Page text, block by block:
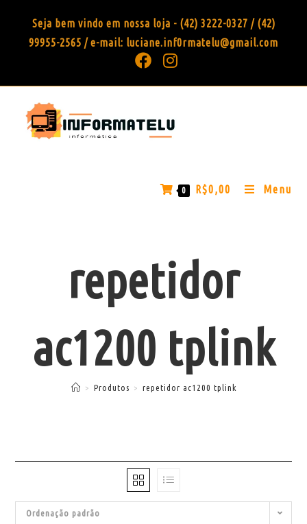
Seja bem vindo em nossa loja - (42) 3222-0327 / (42)
99955-2565 / e-mail: luciane.inf0rmatelu@gmail.com
0 R$0,00 Menu
repetidor
ac1200 tplink
> Produtos > repetidor ac1200 tplink
Ordenação padrão